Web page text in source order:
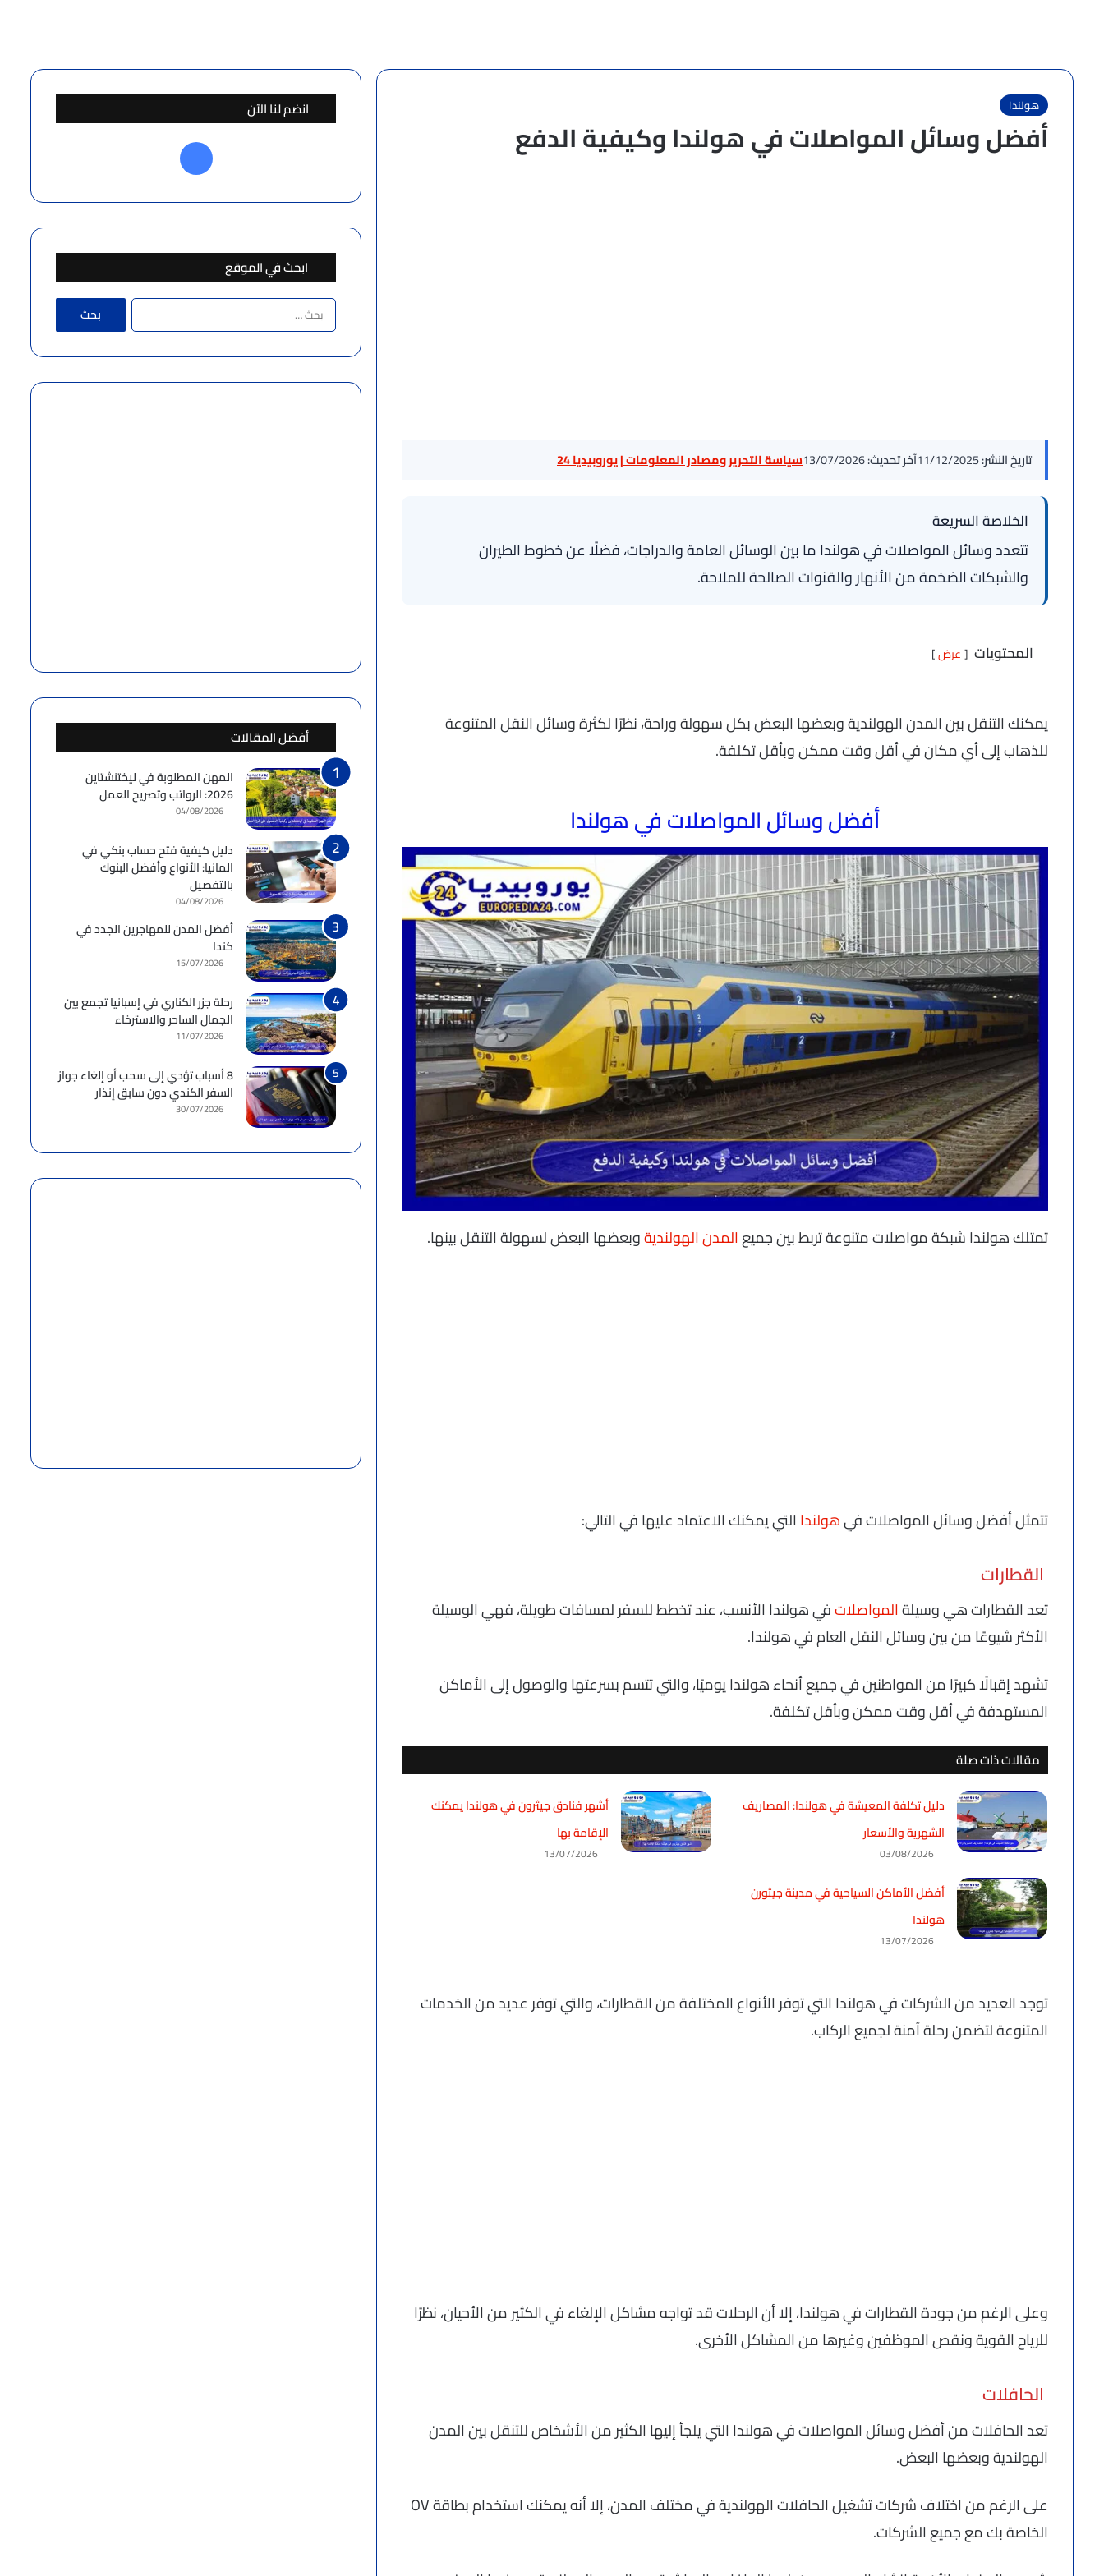
هولندا
أفضل وسائل المواصلات في هولندا وكيفية الدفع
تاريخ النشر:11/12/2025آخر تحديث:13/07/2026سياسة التحرير ومصادر المعلومات | يوروبيديا 24
الخلاصة السريعة
تتعدد وسائل المواصلات في هولندا ما بين الوسائل العامة والدراجات، فضلًا عن خطوط الطيران
والشبكات الضخمة من الأنهار والقنوات الصالحة للملاحة.
المحتويات عرض
يمكنك التنقل بين المدن الهولندية وبعضها البعض بكل سهولة وراحة، نظرًا لكثرة وسائل النقل المتنوعة
للذهاب إلى أي مكان في أقل وقت ممكن وبأقل تكلفة.
أفضل وسائل المواصلات في هولندا
تمتلك هولندا شبكة مواصلات متنوعة تربط بين جميعالمدن الهولنديةوبعضها البعض لسهولة التنقل بينها.
تتمثل أفضل وسائل المواصلات فيهولنداالتي يمكنك الاعتماد عليها في التالي:
القطارات
تعد القطارات هي وسيلةالمواصلاتفي هولندا الأنسب، عند تخطط للسفر لمسافات طويلة، فهي الوسيلة
الأكثر شيوعًا من بين وسائل النقل العام في هولندا.
تشهد إقبالًا كبيرًا من المواطنين في جميع أنحاء هولندا يوميًا، والتي تتسم بسرعتها والوصول إلى الأماكن
المستهدفة في أقل وقت ممكن وبأقل تكلفة.
مقالات ذات صلة
دليل تكلفة المعيشة في هولندا: المصاريف
الشهرية والأسعار
03/08/2026
أشهر فنادق جيثرون في هولندا يمكنك
الإقامة بها
13/07/2026
أفضل الأماكن السياحية في مدينة جيثورن
هولندا
13/07/2026
توجد العديد من الشركات في هولندا التي توفر الأنواع المختلفة من القطارات، والتي توفر عديد من الخدمات
المتنوعة لتضمن رحلة آمنة لجميع الركاب.
وعلى الرغم من جودة القطارات في هولندا، إلا أن الرحلات قد تواجه مشاكل الإلغاء في الكثير من الأحيان، نظرًا
للرياح القوية ونقص الموظفين وغيرها من المشاكل الأخرى.
الحافلات
تعد الحافلات من أفضل وسائل المواصلات في هولندا التي يلجأ إليها الكثير من الأشخاص للتنقل بين المدن
الهولندية وبعضها البعض.
على الرغم من اختلاف شركات تشغيل الحافلات الهولندية في مختلف المدن، إلا أنه يمكنك استخدام بطاقة OV
الخاصة بك مع جميع الشركات.
انضم لنا الآن
فيسبوك
ابحث في الموقع
البحث
عن:
أفضل المقالات
المهن المطلوبة في ليختنشتاين
2026: الرواتب وتصريح العمل
04/08/2026
دليل كيفية فتح حساب بنكي في
المانيا: الأنواع وأفضل البنوك
بالتفصيل
04/08/2026
أفضل المدن للمهاجرين الجدد في
كندا
15/07/2026
رحلة جزر الكناري في إسبانيا تجمع بين
الجمال الساحر والاسترخاء
11/07/2026
8 أسباب تؤدي إلى سحب أو إلغاء جواز
السفر الكندي دون سابق إنذار
30/07/2026